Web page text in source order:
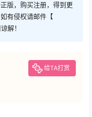
版，购买注册，得到更
有侵权请邮件【
解！
给TA打赏